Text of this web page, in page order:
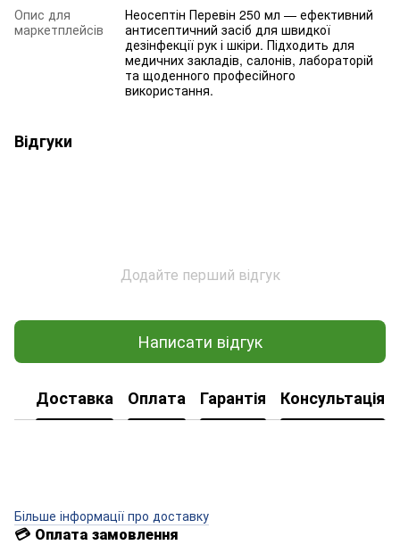
Опис для
маркетплейсів
Неосептін Перевін 250 мл — ефективний
антисептичний засіб для швидкої
дезінфекції рук і шкіри. Підходить для
медичних закладів, салонів, лабораторій
та щоденного професійного
використання.
Відгуки
Додайте перший відгук
Написати відгук
Доставка Оплата Гарантія Консультація
Більше інформації про доставку
💳 Оплата замовлення